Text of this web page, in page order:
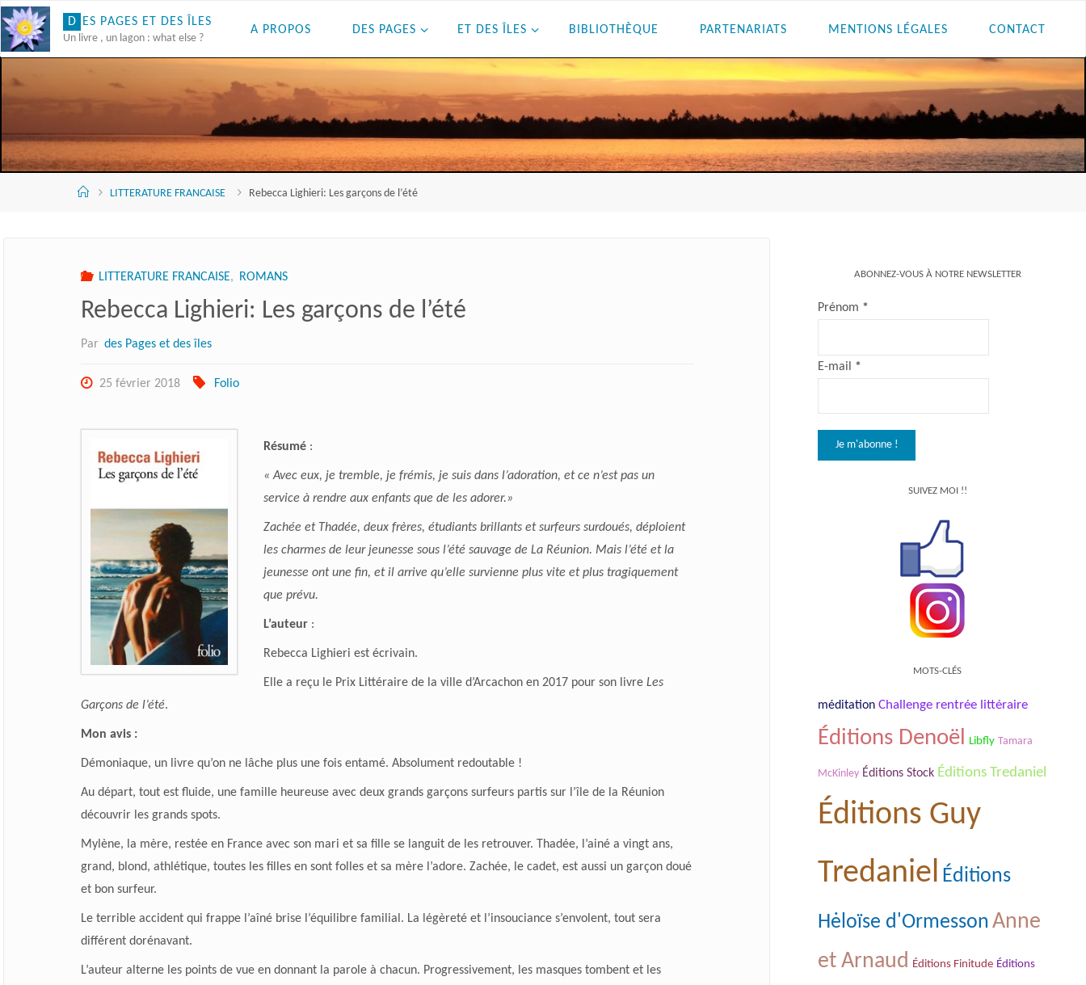
Skip
to
content
D ES PAGES ET DES LES
Un livre , un lagon : what else ?
A PROPOS DES PAGES ET DES ÎLES BIBLIOTHÈQUE PARTENARIATS MENTIONS LÉGALES CONTACT
AccueilLITTERATURE FRANCAISE Rebecca Lighieri: Les garçons de l’été
LITTERATURE FRANCAISE, ROMANS
Rebecca Lighieri: Les garçons de l’été
Par des Pages et des îles
25 février 2018 Folio
Résumé:
« Avec eux, je tremble, je frémis, je suis dans l’adoration, et ce n’est pas un
service à rendre aux enfants que de les adorer.»
Zachée et Thadée, deux frères, étudiants brillants et surfeurs surdoués, déploient
les charmes de leur jeunesse sous l’été sauvage de La Réunion. Mais l’été et la
jeunesse ont une fin, et il arrive qu’elle survienne plus vite et plus tragiquement
que prévu.
L’auteur:
Rebecca Lighieri est écrivain.
Elle a reçu le Prix Littéraire de la ville d’Arcachon en 2017 pour son livre Les
Garçons de l’été.
Mon avis :
Démoniaque, un livre qu’on ne lâche plus une fois entamé. Absolument redoutable !
Au départ, tout est fluide, une famille heureuse avec deux grands garçons surfeurs partis sur l’île de la Réunion
découvrir les grands spots.
Mylène, la mère, restée en France avec son mari et sa fille se languit de les retrouver. Thadée, l’ainé a vingt ans,
grand, blond, athlétique, toutes les filles en sont folles et sa mère l’adore. Zachée, le cadet, est aussi un garçon doué
et bon surfeur.
Le terrible accident qui frappe l’aîné brise l’équilibre familial. La légèreté et l’insouciance s’envolent, tout sera
différent dorénavant.
L’auteur alterne les points de vue en donnant la parole à chacun. Progressivement, les masques tombent et les
ABONNEZ-VOUS À NOTRE NEWSLETTER
Prénom *
E-mail *
SUIVEZ MOI !!
MOTS-CLÉS
méditation Challenge rentrée littéraire
Éditions Denoël Libfly Tamara
McKinley Éditions Stock Éditions Tredaniel
Éditions Guy
Tredaniel Éditions
Hėloïse d'Ormesson Anne
et Arnaud Éditions Finitude Éditions